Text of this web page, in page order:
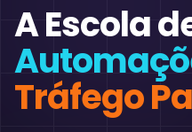
A Escola
Tráfego